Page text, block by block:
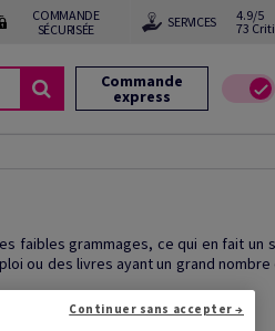
COMMANDE
SÉCURISÉE
SERVICES
4.9/5
73
Commande
express
faibles grammages, ce qui en fait un
ou des livres ayant un grand
Continuer sans accepter →